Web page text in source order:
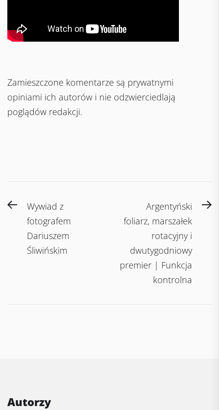
Zamieszczone komentarze są prywatnymi
opiniami ich autorów i nie odzwierciedlają
poglądów redakcji.
Post
navigation
PreviousWywiad z
fotografem
Dariuszem
Śliwińskim
Argentyński
foliarz, marszałek
rotacyjny i
dwutygodniowy
premier | Funkcja
kontrolna
Autorzy